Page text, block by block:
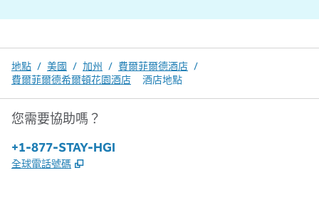
地點 / 美國 / 加州 / 費爾菲爾德酒店 /
費爾菲爾德希爾頓花園酒店
酒店地點
您需要協助嗎？
電話：
+1-877-STAY-HGI
全球電話號碼 ,